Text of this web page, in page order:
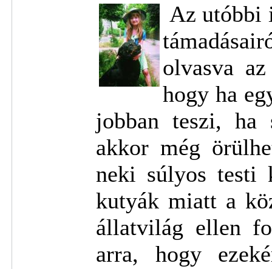
Az utóbbi
olvasva
hogy ha
jobban teszi, ha
akkor még
neki súlyos testi
kutyák miatt a
állatvilág ellen
arra, hogy